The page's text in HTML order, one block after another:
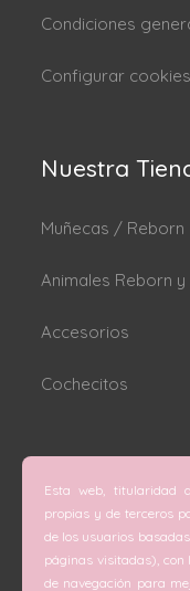
Condiciones
Configurar cookies
Nuestra
Muñecas / Reborn
Animales Reborn
Accesorios
Cochecitos
C/ San Vicente
C/ Doctor Melis
Esta web, titularidad
propias y de terceros
de los usuarios
páginas visitadas),
de navegación para